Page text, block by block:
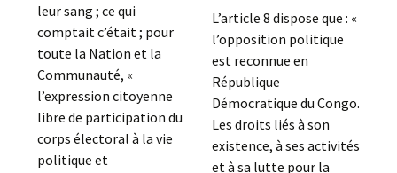
leur sang ; ce qui
comptait c’était ; pour
toute la Nation et la
Communauté, «
l’expression citoyenne
libre de participation du
corps électoral à la vie
politique et
L’article 8 dispose que : «
l’opposition politique
est reconnue en
République
Démocratique du Congo.
Les droits liés à son
existence, à ses activités
et à sa lutte pour la